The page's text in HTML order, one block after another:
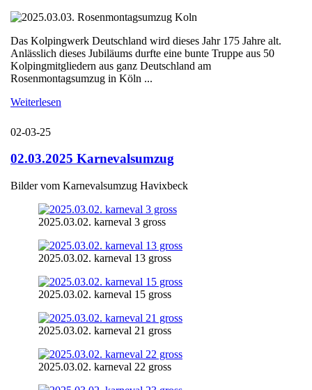
Das Kolpingwerk Deutschland wird dieses Jahr 175 Jahre alt.
Anlässlich dieses Jubiläums durfte eine bunte Truppe aus 50
Kolpingmitgliedern aus ganz Deutschland am
Rosenmontagsumzug in Köln ...
Weiterlesen
02-03-25
02.03.2025 Karnevalsumzug
Bilder vom Karnevalsumzug Havixbeck
2025.03.02. karneval 3 gross
2025.03.02. karneval 13 gross
2025.03.02. karneval 15 gross
2025.03.02. karneval 21 gross
2025.03.02. karneval 22 gross